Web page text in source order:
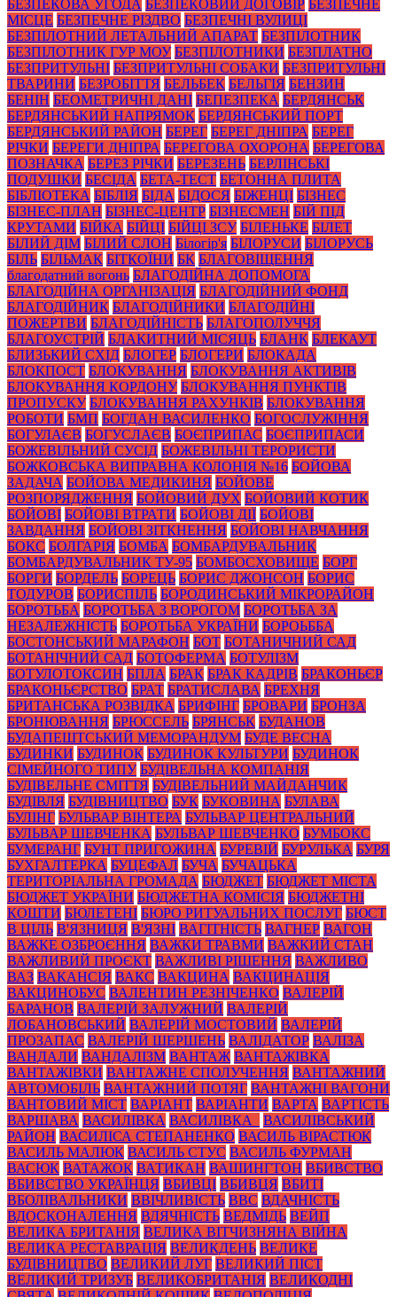
БЕЗПЕКОВА УГОДА БЕЗПЕКОВИЙ ДОГОВІР БЕЗПЕЧНЕ
МІСЦЕ БЕЗПЕЧНЕ РІЗДВО БЕЗПЕЧНІ ВУЛИЦІ
БЕЗПІЛОТНИЙ ЛЕТАЛЬНИЙ АПАРАТ БЕЗПІЛОТНИК
БЕЗПІЛОТНИК ГУР МОУ БЕЗПІЛОТНИКИ БЕЗПЛАТНО
БЕЗПРИТУЛЬНІ БЕЗПРИТУЛЬНІ СОБАКИ БЕЗПРИТУЛЬНІ
ТВАРИНИ БЕЗРОБІТТЯ БЕЛЬБЕК БЕЛЬГІЯ БЕНЗИН
БЕНІН БЕОМЕТРИЧНІ ДАНІ БЕПЕЗПЕКА БЕРДЯНСЬК
БЕРДЯНСЬКИЙ НАПРЯМОК БЕРДЯНСЬКИЙ ПОРТ
БЕРДЯНСЬКИЙ РАЙОН БЕРЕГ БЕРЕГ ДНІПРА БЕРЕГ
РІЧКИ БЕРЕГИ ДНІПРА БЕРЕГОВА ОХОРОНА БЕРЕГОВА
ПОЗНАЧКА БЕРЕЗ РІЧКИ БЕРЕЗЕНЬ БЕРЛІНСЬКІ
ПОДУШКИ БЕСІДА БЕТА-ТЕСТ БЕТОННА ПЛИТА
БІБЛІОТЕКА БІБЛІЯ БІДА БІДОСЯ БІЖЕНЦІ БІЗНЕС
БІЗНЕС-ПЛАН БІЗНЕС-ЦЕНТР БІЗНЕСМЕН БІЙ ПІД
КРУТАМИ БІЙКА БІЙЦІ БІЙЦІ ЗСУ БІЛЕНЬКЕ БІЛЕТ
БІЛИЙ ДІМ БІЛИЙ СЛОН Білогір'я БІЛОРУСИ БІЛОРУСЬ
БІЛЬ БІЛЬМАК БІТКОЇНИ БК БЛАГОВІЩЕННЯ
благодатний вогонь БЛАГОДІЙНА ДОПОМОГА
БЛАГОДІЙНА ОРГАНІЗАЦІЯ БЛАГОДІЙНИЙ ФОНД
БЛАГОДІЙНИК БЛАГОДІЙНИКИ БЛАГОДІЙНІ
ПОЖЕРТВИ БЛАГОДІЙНІСТЬ БЛАГОПОЛУЧЧЯ
БЛАГОУСТРІЙ БЛАКИТНИЙ МІСЯЦЬ БЛАНК БЛЕКАУТ
БЛИЗЬКИЙ СХІД БЛОГЕР БЛОГЕРИ БЛОКАДА
БЛОКПОСТ БЛОКУВАННЯ БЛОКУВАННЯ АКТИВІВ
БЛОКУВАННЯ КОРДОНУ БЛОКУВАННЯ ПУНКТІВ
ПРОПУСКУ БЛОКУВАННЯ РАХУНКІВ БЛОКУВАННЯ
РОБОТИ БМП БОГДАН ВАСИЛЕНКО БОГОСЛУЖІННЯ
БОГУЛАЄВ БОГУСЛАЄВ БОЄПРИПАС БОЄПРИПАСИ
БОЖЕВІЛЬНИЙ СУСІД БОЖЕВІЛЬНІ ТЕРОРИСТИ
БОЖКОВСЬКА ВИПРАВНА КОЛОНІЯ №16 БОЙОВА
ЗАДАЧА БОЙОВА МЕДИКИНЯ БОЙОВЕ
РОЗПОРЯДЖЕННЯ БОЙОВИЙ ДУХ БОЙОВИЙ КОТИК
БОЙОВІ БОЙОВІ ВТРАТИ БОЙОВІ ДІЇ БОЙОВІ
ЗАВДАННЯ БОЙОВІ ЗІТКНЕННЯ БОЙОВІ НАВЧАННЯ
БОКС БОЛГАРІЯ БОМБА БОМБАРДУВАЛЬНИК
БОМБАРДУВАЛЬНИК ТУ-95 БОМБОСХОВИЩЕ БОРГ
БОРГИ БОРДЕЛЬ БОРЕЦЬ БОРИС ДЖОНСОН БОРИС
ТОДУРОВ БОРИСПІЛЬ БОРОДИНСЬКИЙ МІКРОРАЙОН
БОРОТЬБА БОРОТЬБА З ВОРОГОМ БОРОТЬБА ЗА
НЕЗАЛЕЖНІСТЬ БОРОТЬБА УКРАЇНИ БОРОЬББА
БОСТОНСЬКИЙ МАРАФОН БОТ БОТАНИЧНИЙ САД
БОТАНІЧНИЙ САД БОТОФЕРМА БОТУЛІЗМ
БОТУЛОТОКСИН БПЛА БРАК БРАК КАДРІВ БРАКОНЬЄР
БРАКОНЬЄРСТВО БРАТ БРАТИСЛАВА БРЕХНЯ
БРИТАНСЬКА РОЗВІДКА БРИФІНГ БРОВАРИ БРОНЗА
БРОНЮВАННЯ БРЮССЕЛЬ БРЯНСЬК БУДАНОВ
БУДАПЕШТСЬКИЙ МЕМОРАНДУМ БУДЕ ВЕСНА
БУДИНКИ БУДИНОК БУДИНОК КУЛЬТУРИ БУДИНОК
СІМЕЙНОГО ТИПУ БУДІВЕЛЬНА КОМПАНІЯ
БУДІВЕЛЬНЕ СМІТТЯ БУДІВЕЛЬНИЙ МАЙДАНЧИК
БУДІВЛЯ БУДІВНИЦТВО БУК БУКОВИНА БУЛАВА
БУЛІНГ БУЛЬВАР ВІНТЕРА БУЛЬВАР ЦЕНТРАЛЬНИЙ
БУЛЬВАР ШЕВЧЕНКА БУЛЬВАР ШЕВЧЕНКО БУМБОКС
БУМЕРАНГ БУНТ ПРИГОЖИНА БУРЕВІЙ БУРУЛЬКА БУРЯ
БУХГАЛТЕРКА БУЦЕФАЛ БУЧА БУЧАЦЬКА
ТЕРИТОРІАЛЬНА ГРОМАДА БЮДЖЕТ БЮДЖЕТ МІСТА
БЮДЖЕТ УКРАЇНИ БЮДЖЕТНА КОМІСІЯ БЮДЖЕТНІ
КОШТИ БЮЛЕТЕНІ БЮРО РИТУАЛЬНИХ ПОСЛУГ БЮСТ
В ЦІЛЬ В'ЯЗНИЦЯ В'ЯЗНІ ВАГІТНІСТЬ ВАГНЕР ВАГОН
ВАЖКЕ ОЗБРОЄННЯ ВАЖКИ ТРАВМИ ВАЖКИЙ СТАН
ВАЖЛИВИЙ ПРОЄКТ ВАЖЛИВІ РІШЕННЯ ВАЖЛИВО
ВАЗ ВАКАНСІЯ ВАКС ВАКЦИНА ВАКЦИНАЦІЯ
ВАКЦИНОБУС ВАЛЕНТИН РЕЗНІЧЕНКО ВАЛЕРІЙ
БАРАНОВ ВАЛЕРІЙ ЗАЛУЖНИЙ ВАЛЕРІЙ
ЛОБАНОВСЬКИЙ ВАЛЕРІЙ МОСТОВИЙ ВАЛЕРІЙ
ПРОЗАПАС ВАЛЕРІЙ ШЕРШЕНЬ ВАЛІДАТОР ВАЛІЗА
ВАНДАЛИ ВАНДАЛІЗМ ВАНТАЖ ВАНТАЖІВКА
ВАНТАЖІВКИ ВАНТАЖНЕ СПОЛУЧЕННЯ ВАНТАЖНИЙ
АВТОМОБІЛЬ ВАНТАЖНИЙ ПОТЯГ ВАНТАЖНІ ВАГОНИ
ВАНТОВИЙ МІСТ ВАРІАНТ ВАРІАНТИ ВАРТА ВАРТІСТЬ
ВАРШАВА ВАСИЛІВКА ВАСИЛІВКА_
ВАСИЛІВСЬКИЙ
РАЙОН ВАСИЛІСА СТЕПАНЕНКО ВАСИЛЬ ВІРАСТЮК
ВАСИЛЬ МАЛЮК ВАСИЛЬ СТУС ВАСИЛЬ ФУРМАН
ВАСЮК ВАТАЖОК ВАТИКАН ВАШИНГТОН ВБИВСТВО
ВБИВСТВО УКРАЇНЦЯ ВБИВЦІ ВБИВЦЯ ВБИТІ
ВБОЛІВАЛЬНИКИ ВВІЧЛИВІСТЬ ВВС ВДАЧНІСТЬ
ВДОСКОНАЛЕННЯ ВДЯЧНІСТЬ ВЕДМІДЬ ВЕЙП
ВЕЛИКА БРИТАНІЯ ВЕЛИКА ВІТЧИЗНЯНА ВІЙНА
ВЕЛИКА РЕСТАВРАЦІЯ ВЕЛИКДЕНЬ ВЕЛИКЕ
БУДІВНИЦТВО ВЕЛИКИЙ ЛУГ ВЕЛИКИЙ ПІСТ
ВЕЛИКИЙ ТРИЗУБ ВЕЛИКОБРИТАНІЯ ВЕЛИКОДНІ